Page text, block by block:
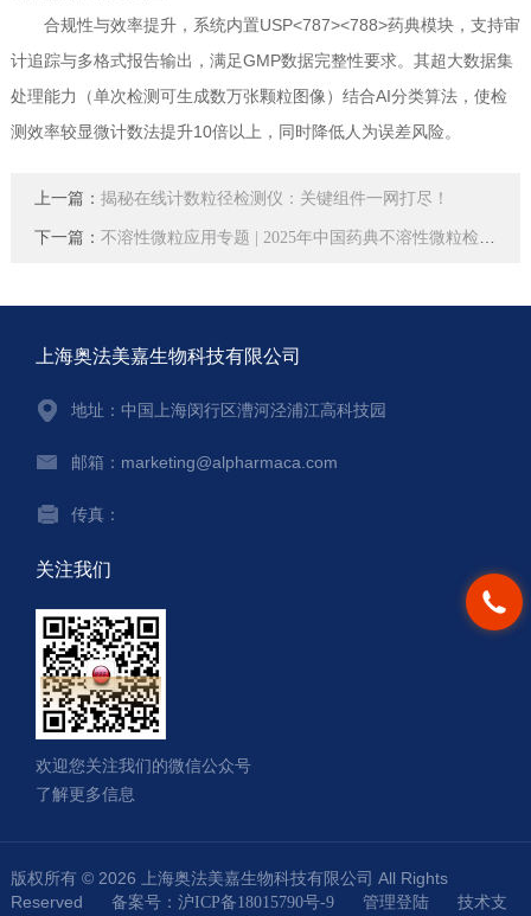
合规性与效率提升，系统内置USP<787><788>药典模块，支持审
计追踪与多格式报告输出，满足GMP数据完整性要求。其超大数据集
处理能力（单次检测可生成数万张颗粒图像）结合AI分类算法，使检
测效率较显微计数法提升10倍以上，同时降低人为误差风险。
上一篇： 揭秘在线计数粒径检测仪：关键组件一网打尽！
下一篇： 不溶性微粒应用专题 | 2025年中国药典不溶性微粒检测相关解读
上海奥法美嘉生物科技有限公司
地址：中国上海闵行区漕河泾浦江高科技园
邮箱：marketing@alpharmaca.com
传真：
关注我们
欢迎您关注我们的微信公众号
了解更多信息
版权所有 © 2026 上海奥法美嘉生物科技有限公司 All Rights
Reserved 备案号：沪ICP备18015790号-9 管理登陆技术支